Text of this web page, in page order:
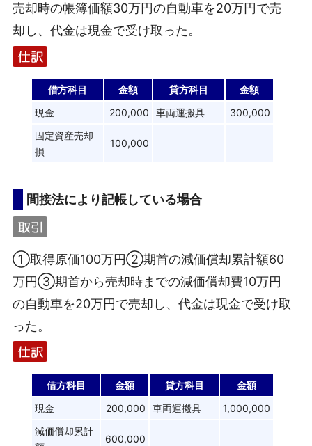
売却時の帳簿価額30万円の自動車を20万円で売
却し、代金は現金で受け取った。
借方科目 金額 貸方科目
金額
現金
200,000 車両運搬具
300,000
固定資産売却
損
100,000
間接法により記帳している場合
①取得原価100万円②期首の減価償却累計額60
万円③期首から売却時までの減価償却費10万円
の自動車を20万円で売却し、代金は現金で受け取
った。
借方科目 金額 貸方科目
金額
現金
200,000 車両運搬具
1,000,000
減価償却累計
600,000